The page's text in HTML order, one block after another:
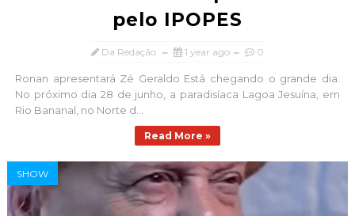
pelo IPOPES
Da Redação 1 year ago 0
Ronan apresentará Zé Geraldo Está chegando o grande dia.
No próximo dia 28 de junho, a paradisíaca Lagoa Jesuína, em
Rio Bananal, no Norte d...
Read More »
SHOW